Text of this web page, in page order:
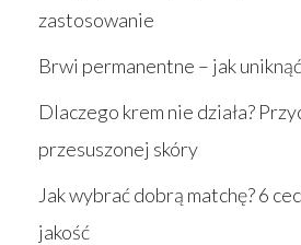
zastosowanie
Brwi permanentne – jak
Dlaczego krem nie działa?
przesuszonej skóry
Jak wybrać dobrą matchę? 6
jakość